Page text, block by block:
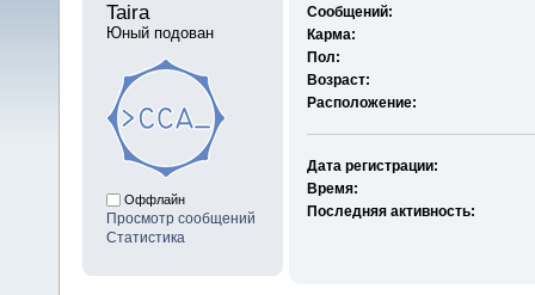
Taira
Юный подован
Оффлайн
Просмотр сообщений
Статистика
Сообщений:
Карма:
Пол:
Возраст:
Расположение:
Дата регистрации:
Время:
Последняя активность: